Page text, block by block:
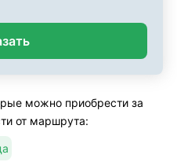
можно приобрести за
от маршрута: